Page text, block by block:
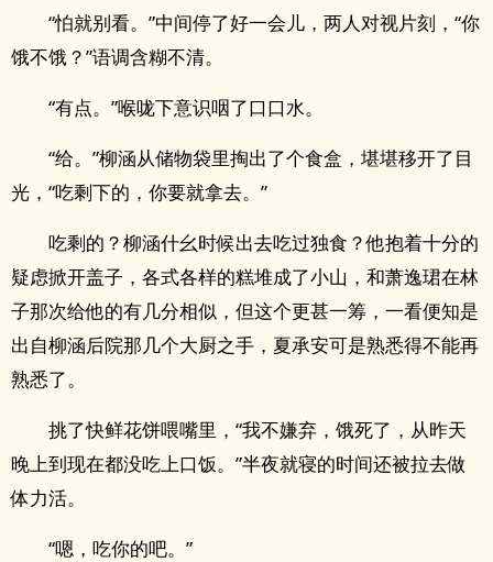
“怕就别看。”中间停了好一会儿，两人对视片刻，“你
饿不饿？”语调含糊不清。
“有点。”喉咙下意识咽了口口水。
“给。”柳涵从储物袋里掏出了个食盒，堪堪移开了目
光，“吃剩下的，你要就拿去。”
吃剩的？柳涵什幺时候出去吃过独食？他抱着十分的
疑虑掀开盖子，各式各样的糕堆成了小山，和萧逸珺在林
子那次给他的有几分相似，但这个更甚一筹，一看便知是
出自柳涵后院那几个大厨之手，夏承安可是熟悉得不能再
熟悉了。
挑了快鲜花饼喂嘴里，“我不嫌弃，饿死了，从昨天
晚上到现在都没吃上口饭。”半夜就寝的时间还被拉去做
体力活。
“嗯，吃你的吧。”